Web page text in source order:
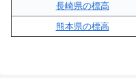
長崎県の標高
熊本県の標高